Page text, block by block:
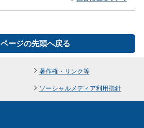
ページの先頭へ戻る
著作権・リンク等
ソーシャルメディア利用指針